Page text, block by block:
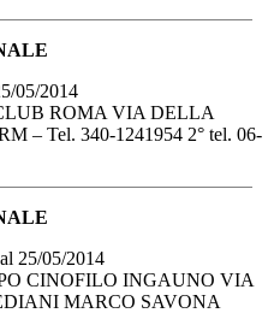
05/2014
ROMA VIA DELLA
– Tel. 340-1241954 2° tel. 06-
25/05/2014
CINOFILO INGAUNO VIA
MARCO SAVONA